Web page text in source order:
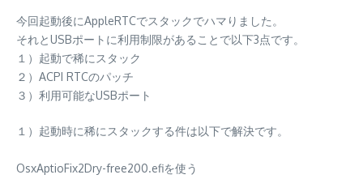
今回起動後にAppleRTCでスタックでハマりました。
それとUSBポートに利用制限があることで以下3点です。
１）起動で稀にスタック
２）ACPI RTCのパッチ
３）利用可能なUSBポート
１）起動時に稀にスタックする件は以下で解決です。
OsxAptioFix2Dry-free200.efiを使う